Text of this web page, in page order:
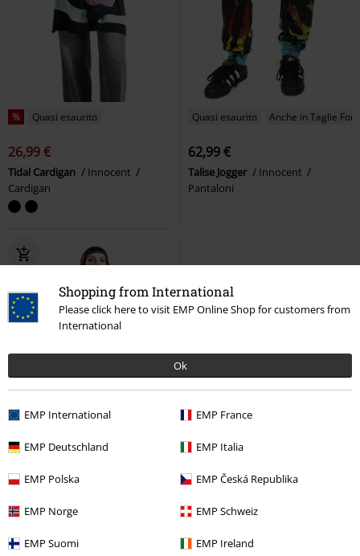
Shopping from International
Please click here to visit EMP Online Shop for customers from
International
Ok
EMP International EMP France
EMP Deutschland EMP Italia
EMP Polska EMP Česká Republika
EMP Norge EMP Schweiz
EMP Suomi EMP Ireland
% Quasi esaurito
26,99 €
Tidal Cardigan
Innocent
Cardigan
Quasi esaurito Anche in Taglie Forti
62,99 €
Talise Jogger
Innocent
Pantaloni